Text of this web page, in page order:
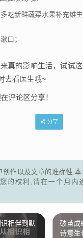
吃新鲜蔬菜水果补充维生
口；
真的影响生活，试试
去看医生哦~
评论区分享！
分享
作以及文章的准确性,
的权利,请在一个月内
相伴到默
破茧
诗意生